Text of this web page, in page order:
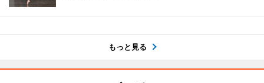
もっと見る